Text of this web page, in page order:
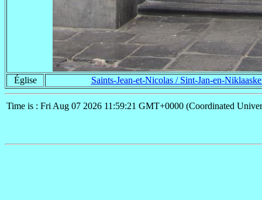
Église Saints-Jean-et-Nicolas / Sint-Jan-en-
Time is : Fri Aug 07 2026 11:59:21 GMT+0000 (Coordinated